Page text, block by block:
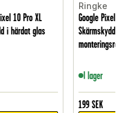
10 Pro XL
i härdat glas
Ringke
Google Pixel
Skärmskydd i
I lager
199 SEK